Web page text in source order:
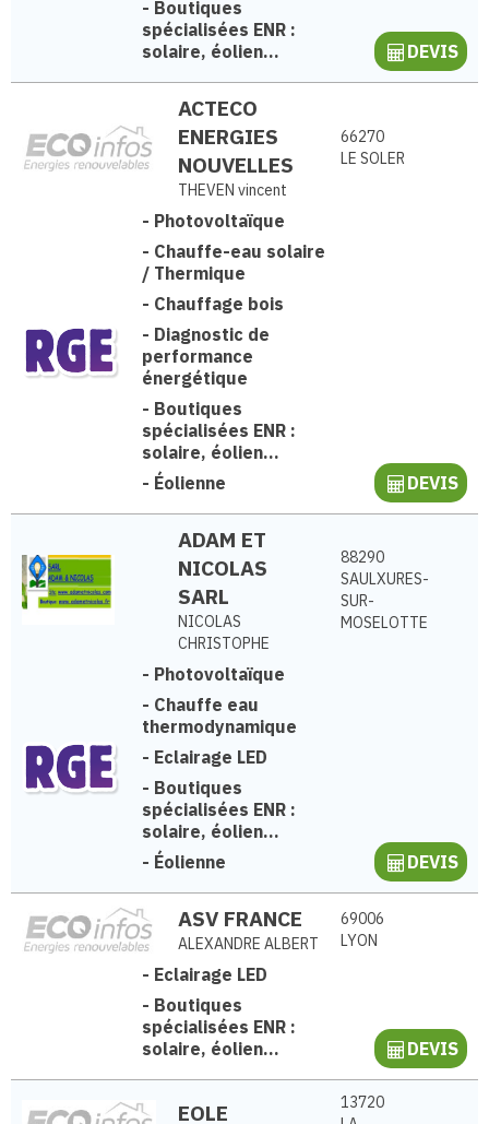
- Boutiques
spécialisées ENR :
solaire, éolien...
DEVIS
ACTECO
ENERGIES
NOUVELLES
THEVEN vincent
66270
LE SOLER
- Photovoltaïque
- Chauffe-eau solaire
/ Thermique
- Chauffage bois
- Diagnostic de
performance
énergétique
- Boutiques
spécialisées ENR :
solaire, éolien...
- Éolienne DEVIS
ADAM ET
NICOLAS
SARL
NICOLAS
CHRISTOPHE
88290
SAULXURES-
SUR-
MOSELOTTE
- Photovoltaïque
- Chauffe eau
thermodynamique
- Eclairage LED
- Boutiques
spécialisées ENR :
solaire, éolien...
- Éolienne DEVIS
ASV FRANCE
ALEXANDRE ALBERT
69006
LYON
- Eclairage LED
- Boutiques
spécialisées ENR :
solaire, éolien...
DEVIS
EOLE
13720